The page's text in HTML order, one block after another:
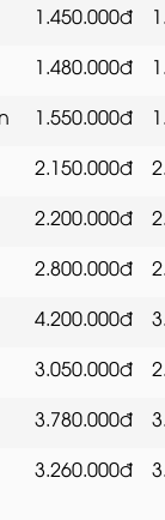
1.450.000đ
1.480.000đ
1.550.000đ
2.150.000đ
2.200.000đ
2.800.000đ
4.200.000đ
3.050.000đ
3.780.000đ
3.260.000đ